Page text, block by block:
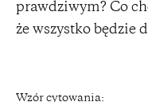
prawdziwym? Co
że wszystko będzie
Wzór cytowania: